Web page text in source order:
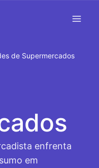
de Supermercados
enfrenta
em